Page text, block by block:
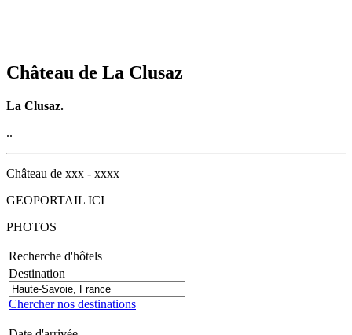
Château de La Clusaz
La Clusaz.
..
Château de xxx - xxxx
GEOPORTAIL ICI
PHOTOS
Recherche d'hôtels
Destination
Chercher nos destinations